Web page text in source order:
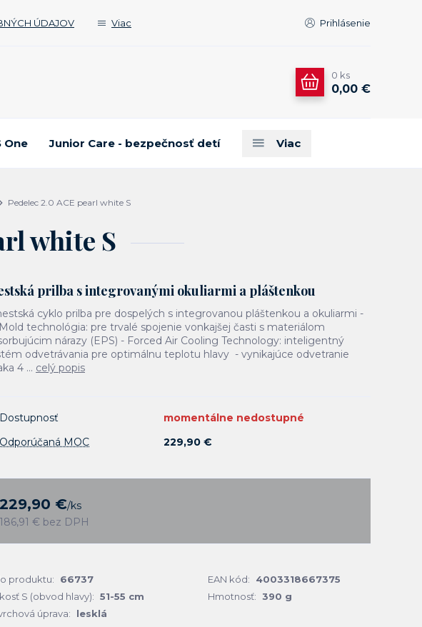
ÚDAJOV Viac Prihlásenie
0 ks
0,00 €
One Junior Care - bezpečnosť detí Viac
Pedelec 2.0 ACE pearl white S
white S
prilba s integrovanými okuliarmi a pláštenkou
cyklo prilba pre dospelých s integrovanou pláštenkou a okuliarmi -
technológia: pre trvalé spojenie vonkajšej časti s materiálom
nárazy (EPS) - Forced Air Cooling Technology: inteligentný
odvetrávania pre optimálnu teplotu hlavy - vynikajúce odvetranie
4 ... celý popis
Dostupnosť
momentálne nedostupné
Odporúčaná MOC
229,90 €
229,90 €/ks
186,91 € bez DPH
produktu: 66737 EAN kód:
4003318667375
S (obvod hlavy): 51-55 cm Hmotnosť:
390 g
úprava:
lesklá